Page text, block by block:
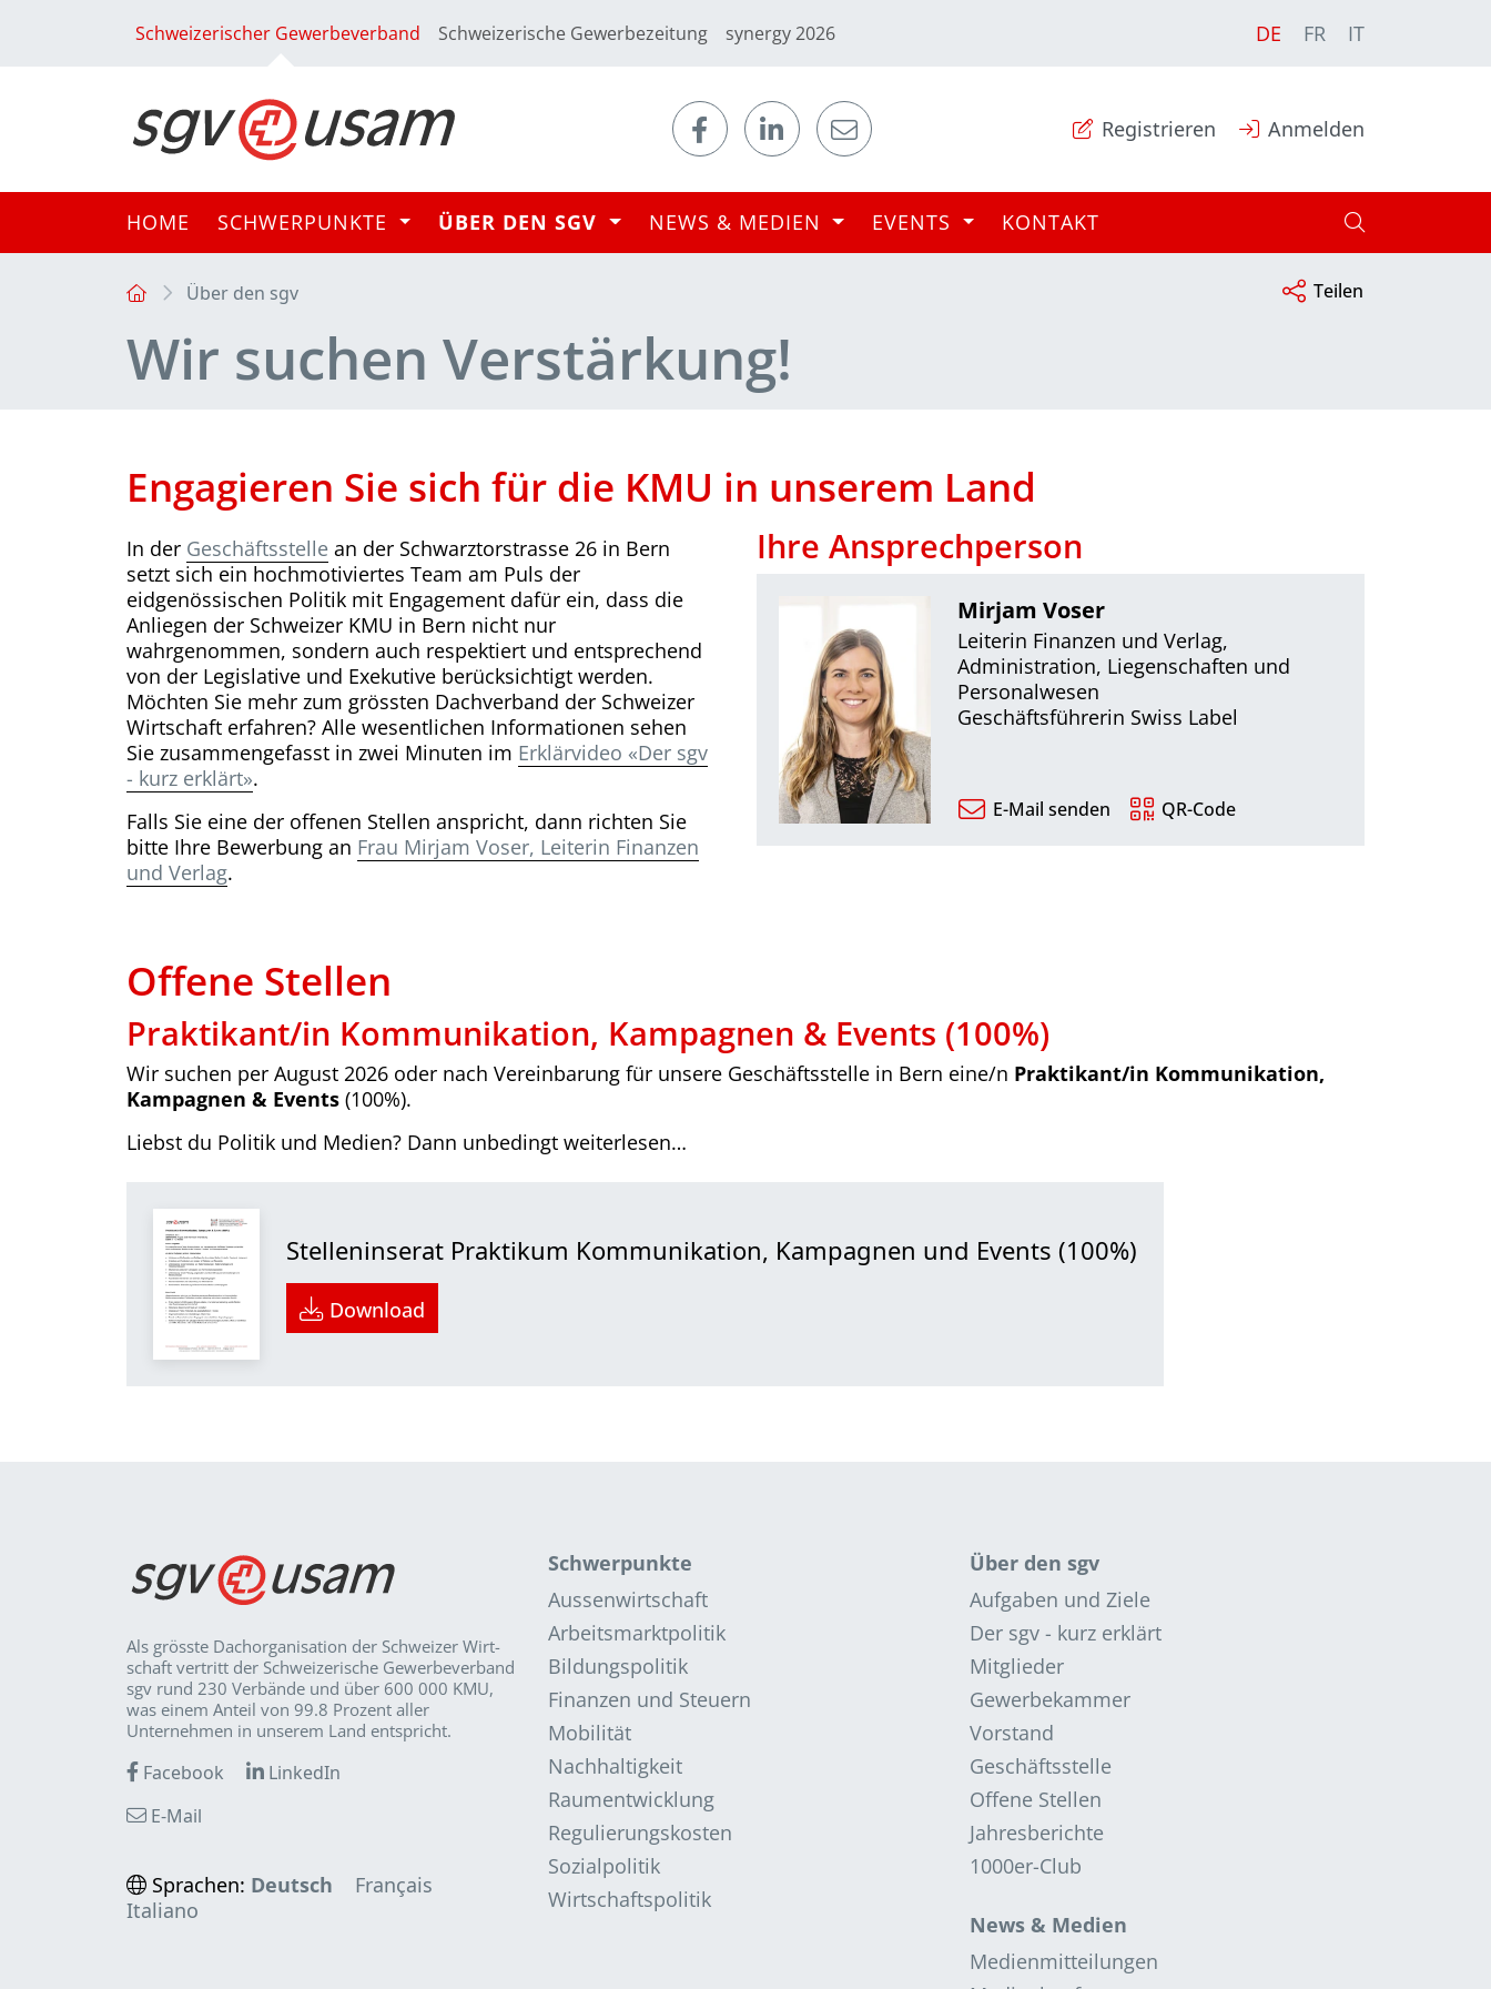
Schweizerischer Gewerbeverband Schweizerische Gewerbezeitung synergy 2026 DE FR IT
Registrieren Anmelden
HOME SCHWERPUNKTE ÜBER DEN SGV NEWS & MEDIEN EVENTS KONTAKT
Über den sgv Teilen
Wir suchen Verstärkung!
Engagieren Sie sich für die KMU in unserem Land
In der Geschäftsstelle an der Schwarztorstrasse 26 in Bern
setzt sich ein hochmotiviertes Team am Puls der
eidgenössischen Politik mit Engagement dafür ein, dass die
Anliegen der Schweizer KMU in Bern nicht nur
wahrgenommen, sondern auch respektiert und entsprechend
von der Legislative und Exekutive berücksichtigt werden.
Möchten Sie mehr zum grössten Dachverband der Schweizer
Wirtschaft erfahren? Alle wesentlichen Informationen sehen
Sie zusammengefasst in zwei Minuten im Erklärvideo «Der sgv
- kurz erklärt».
Falls Sie eine der offenen Stellen anspricht, dann richten Sie
bitte Ihre Bewerbung an Frau Mirjam Voser, Leiterin Finanzen
und Verlag.
Ihre Ansprechperson
Mirjam Voser
Leiterin Finanzen und Verlag,
Administration, Liegenschaften und
Personalwesen
Geschäftsführerin Swiss Label
E-Mail senden QR-Code
Offene Stellen
Praktikant/in Kommunikation, Kampagnen & Events (100%)
Wir suchen per August 2026 oder nach Vereinbarung für unsere Geschäftsstelle in Bern eine/n Praktikant/in Kommunikation,
Kampagnen & Events (100%).
Liebst du Politik und Medien? Dann unbedingt weiterlesen…
Stelleninserat Praktikum Kommunikation, Kampagnen und Events (100%)
Download
Als grösste Dachorganisation der Schweizer Wirt­
schaft vertritt der Schweizerische Gewerbeverband
sgv rund 230 Verbände und über 600 000 KMU,
was einem Anteil von 99.8 Prozent aller
Unternehmen in unserem Land entspricht.
Facebook
LinkedIn
E-Mail
Sprachen: Deutsch
Français
Italiano
Schwerpunkte
Aussenwirtschaft
Arbeitsmarktpolitik
Bildungspolitik
Finanzen und Steuern
Mobilität
Nachhaltigkeit
Raumentwicklung
Regulierungskosten
Sozialpolitik
Wirtschaftspolitik
Über den sgv
Aufgaben und Ziele
Der sgv - kurz erklärt
Mitglieder
Gewerbekammer
Vorstand
Geschäftsstelle
Offene Stellen
Jahresberichte
1000er-Club
News & Medien
Medienmitteilungen